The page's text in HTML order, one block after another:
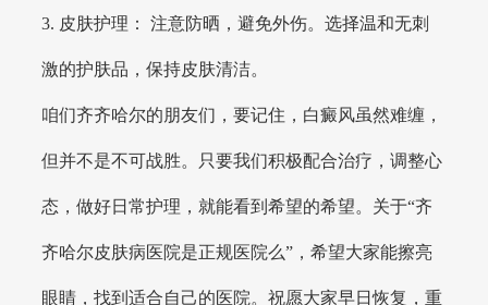
3. 皮肤护理： 注意防晒，避免外伤。选择温和无刺
激的护肤品，保持皮肤清洁。
咱们齐齐哈尔的朋友们，要记住，白癜风虽然难缠，
但并不是不可战胜。只要我们积极配合治疗，调整心
态，做好日常护理，就能看到希望的希望。关于“齐
齐哈尔皮肤病医院是正规医院么”，希望大家能擦亮
眼睛，找到适合自己的医院。祝愿大家早日恢复，重